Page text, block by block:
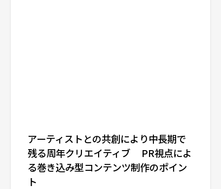
アーティストとの共創により中長期で
残る周年クリエイティブ PR視点によ
る巻き込み型コンテンツ制作のポイン
ト